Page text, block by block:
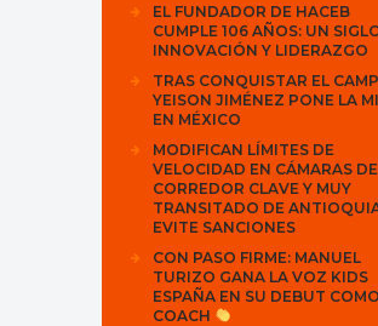
EL FUNDADOR DE HACEB
CUMPLE 106 AÑOS: UN
INNOVACIÓN Y LIDERAZGO
TRAS CONQUISTAR EL
YEISON JIMÉNEZ PONE LA
EN MÉXICO
MODIFICAN LÍMITES DE
VELOCIDAD EN CÁMARAS
CORREDOR CLAVE Y MUY
TRANSITADO DE
EVITE SANCIONES
CON PASO FIRME: MANUEL
TURIZO GANA LA VOZ KIDS
ESPAÑA EN SU DEBUT COMO
COACH